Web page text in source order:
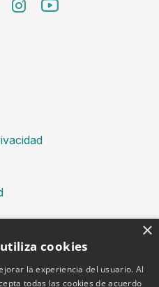
×
cookies
la experiencia del usuario. Al
todas las cookies de acuerdo